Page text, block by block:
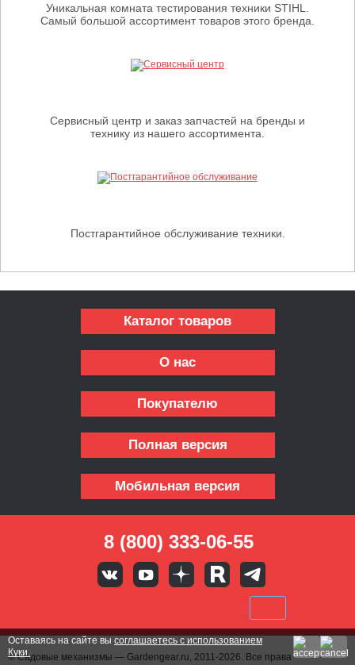
Уникальная комната тестирования техники STIHL.
Самый большой ассортимент товаров этого бренда.
Сервисный центр и заказ запчастей на бренды и
технику из нашего ассортимента.
Постгарантийное обслуживание техники.
Каталог товаров
О нас
Покупателю
Полная версия
Мобильная версия
8 (800) 333-06-55
© Садовые механизмы — Gardengear.ru, 2011-2026. Все права
Оставаясь на сайте вы соглашаетесь с использованием
Куки.